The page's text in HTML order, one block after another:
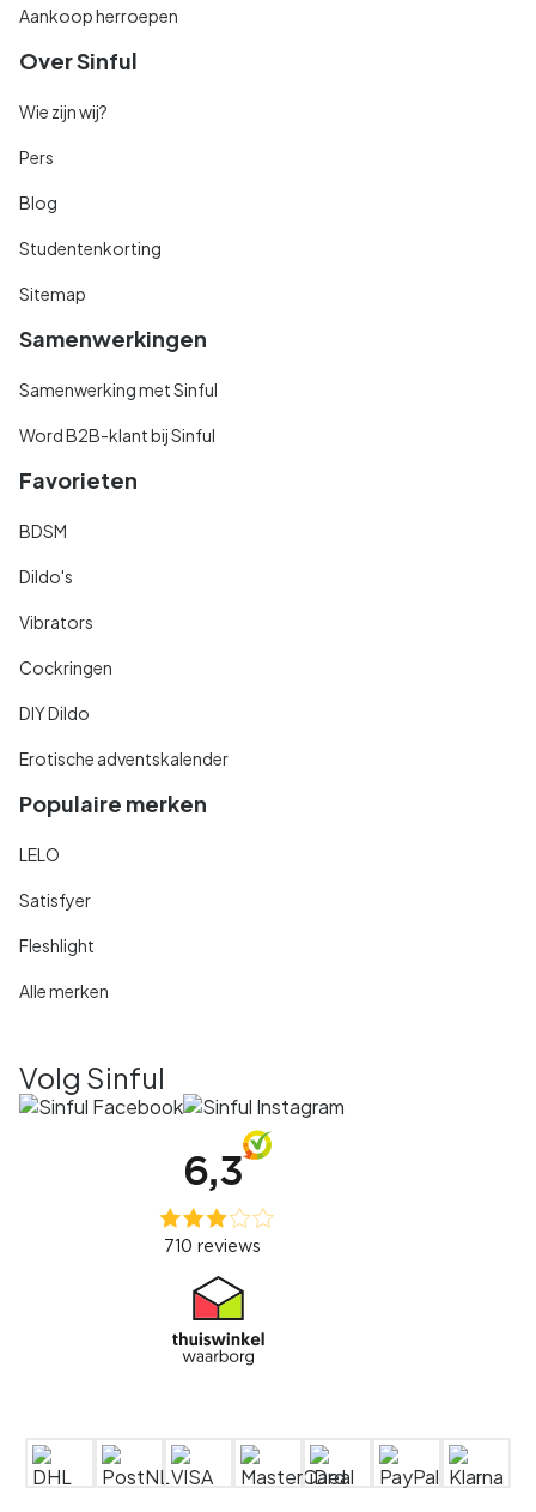
Aankoop herroepen
Over Sinful
Wie zijn wij?
Pers
Blog
Studentenkorting
Sitemap
Samenwerkingen
Samenwerking met Sinful
Word B2B-klant bij Sinful
Favorieten
BDSM
Dildo's
Vibrators
Cockringen
DIY Dildo
Erotische adventskalender
Populaire merken
LELO
Satisfyer
Fleshlight
Alle merken
Volg Sinful